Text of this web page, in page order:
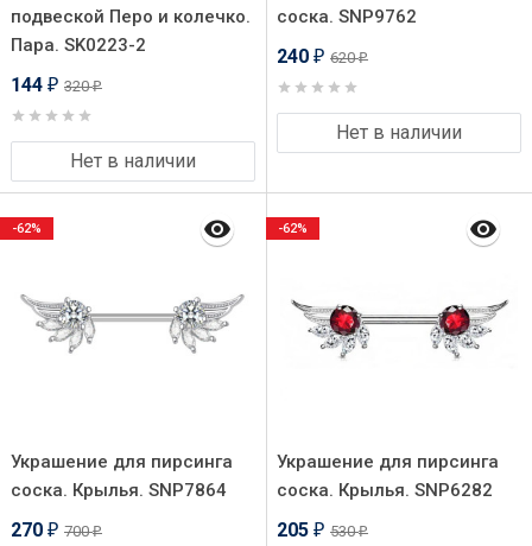
подвеской Перо и колечко.
Пара. SK0223-2
144 ₽ 320₽
Нет в наличии
соска. SNP9762
240 ₽ 620₽
Нет в наличии
Украшение для пирсинга
соска. Крылья. SNP7864
270 ₽ 700₽
-62%
Украшение для пирсинга
соска. Крылья. SNP6282
205 ₽ 530₽
-62%